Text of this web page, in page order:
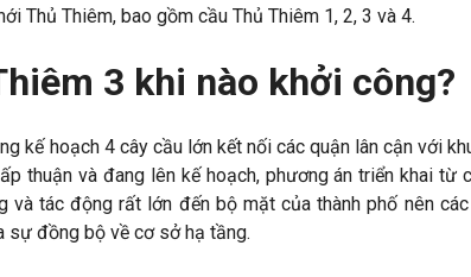
Thủ Thiêm, bao gồm cầu Thủ Thiêm 1, 2, 3 và 4.
3 khi nào khởi công?
kế hoạch 4 cây cầu lớn kết nối các quận lân cận với
thuận và đang lên kế hoạch, phương án triển khai từ
và tác động rất lớn đến bộ mặt của thành phố nên
sự đồng bộ về cơ sở hạ tầng.